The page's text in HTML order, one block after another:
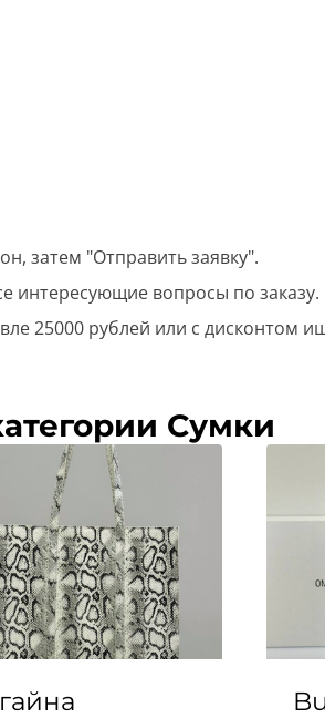
затем "Отправить заявку".
интересующие вопросы по заказу.
25000 рублей или с дисконтом
Сумки